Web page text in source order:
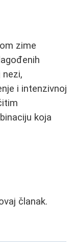
zime
i intenzivnoj
koja
članak.